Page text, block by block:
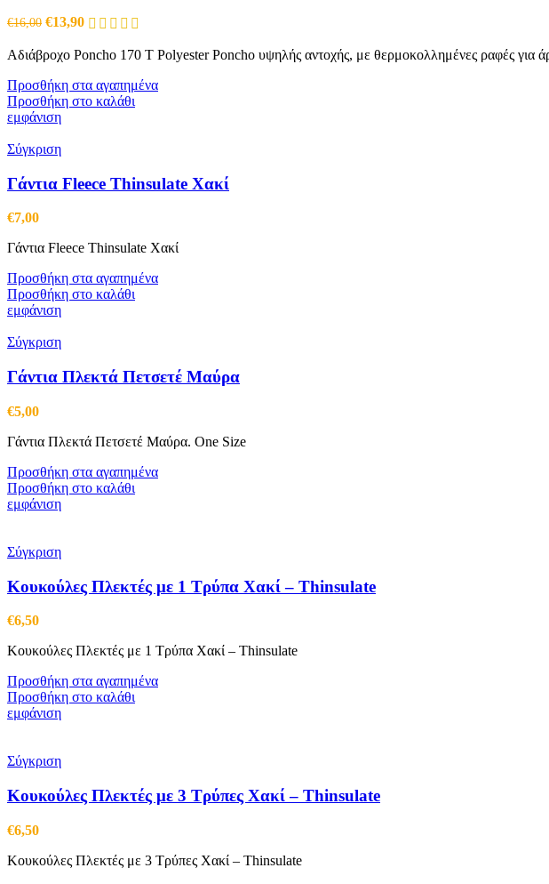
€16,00 Original
was:
€13,90Η
τιμή
€13,90.
Αδιάβροχο Poncho 170 T Polyester Poncho υψηλής αντοχής, με θερμοκολλημένες ραφές για
Προσθήκη στα αγαπημένα
Προσθήκη στο καλάθι
εμφάνιση
Σύγκριση
Γάντια Fleece Thinsulate Χακί
€7,00
Γάντια Fleece Thinsulate Χακί
Προσθήκη στα αγαπημένα
Προσθήκη στο καλάθι
εμφάνιση
Σύγκριση
Γάντια Πλεκτά Πετσετέ Μαύρα
€5,00
Γάντια Πλεκτά Πετσετέ Μαύρα. One Size
Προσθήκη στα αγαπημένα
Προσθήκη στο καλάθι
εμφάνιση
Σύγκριση
Κουκούλες Πλεκτές με 1 Τρύπα Χακί – Thinsulate
€6,50
Κουκούλες Πλεκτές με 1 Τρύπα Χακί – Thinsulate
Προσθήκη στα αγαπημένα
Προσθήκη στο καλάθι
εμφάνιση
Σύγκριση
Κουκούλες Πλεκτές με 3 Τρύπες Χακί – Thinsulate
€6,50
Κουκούλες Πλεκτές με 3 Τρύπες Χακί – Thinsulate